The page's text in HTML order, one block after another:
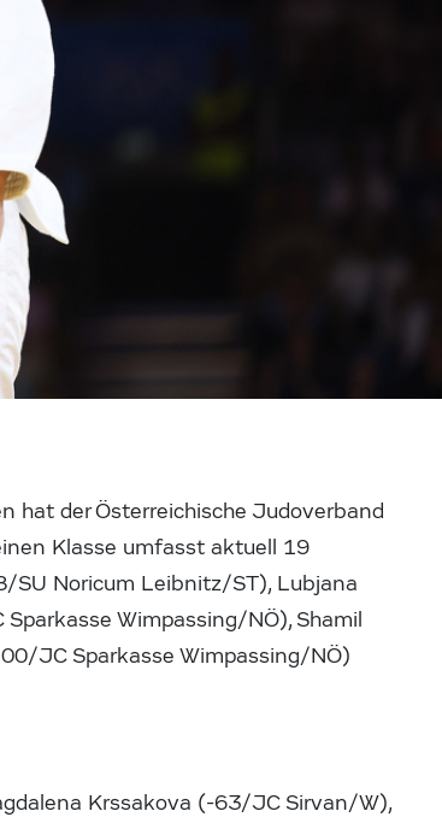
hat der Österreichische Judoverband
Klasse umfasst aktuell 19
SU Noricum Leibnitz/ST), Lubjana
Wimpassing/NÖ), Shamil
JC Sparkasse Wimpassing/NÖ)
Krssakova (-63/JC Sirvan/W),